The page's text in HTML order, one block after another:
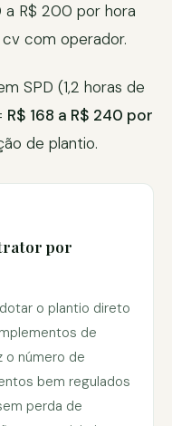
a R$ 200 por hora
com operador.
SPD (1,2 horas de
R$ 168 a R$ 240 por
de plantio.
por
o plantio direto
de
o número de
bem regulados
perda de